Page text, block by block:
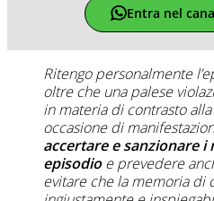
Entra nel
Ritengo personalmente
oltre che una palese
in materia di contrasto
occasione di
accertare e sanzionare
episodioe prevedere
evitare che la memoria di